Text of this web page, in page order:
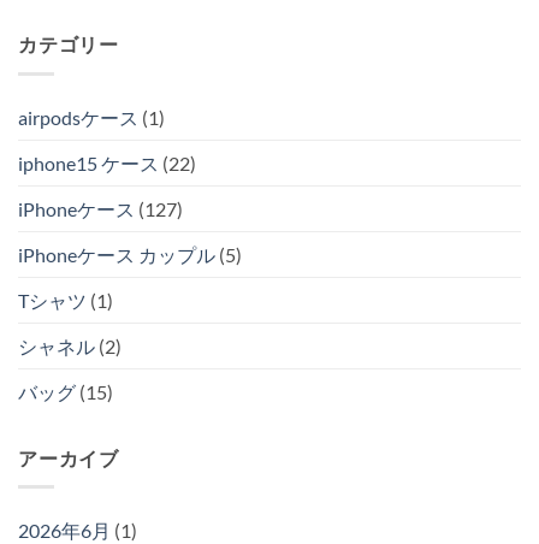
カテゴリー
airpodsケース (1)
iphone15 ケース (22)
iPhoneケース (127)
iPhoneケース カップル (5)
Tシャツ (1)
シャネル (2)
バッグ (15)
アーカイブ
2026年6月 (1)